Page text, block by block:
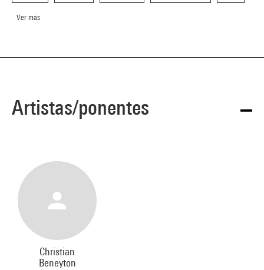
Ver más
Artistas/ponentes
Christian
Beneyton